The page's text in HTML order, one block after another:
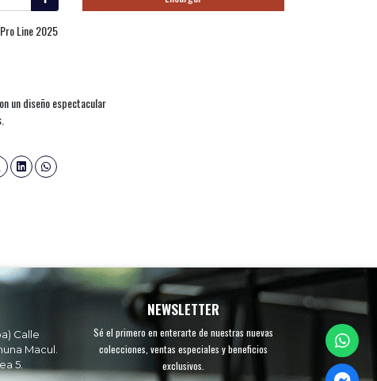
Line 2025
un diseño espectacular
Calle
Macul.
5.
NEWSLETTER
Sé el primero en enterarte de nuestras nuevas
colecciones, ventas especiales y beneficios
exclusivos.